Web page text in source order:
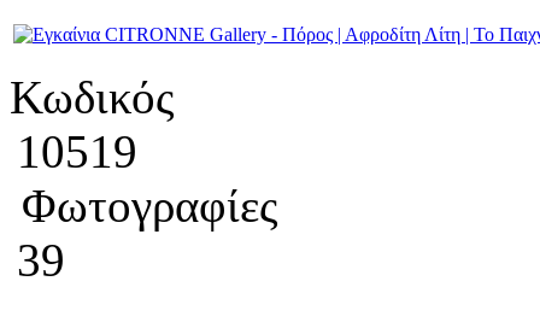
Κωδικός
10519
Φωτογραφίες
39